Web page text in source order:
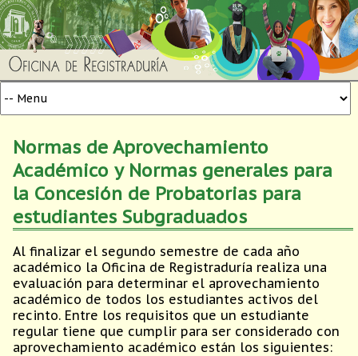
Normas de Aprovechamiento
Académico y Normas generales para
la Concesión de Probatorias para
estudiantes Subgraduados
Al finalizar el segundo semestre de cada año
académico la Oficina de Registraduría realiza una
evaluación para determinar el aprovechamiento
académico de todos los estudiantes activos del
recinto. Entre los requisitos que un estudiante
regular tiene que cumplir para ser considerado con
aprovechamiento académico están los siguientes: